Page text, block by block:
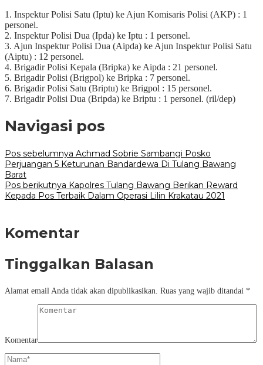
1. Inspektur Polisi Satu (Iptu) ke Ajun Komisaris Polisi (AKP) : 1
personel.
2. Inspektur Polisi Dua (Ipda) ke Iptu : 1 personel.
3. Ajun Inspektur Polisi Dua (Aipda) ke Ajun Inspektur Polisi Satu
(Aiptu) : 12 personel.
4. Brigadir Polisi Kepala (Bripka) ke Aipda : 21 personel.
5. Brigadir Polisi (Brigpol) ke Bripka : 7 personel.
6. Brigadir Polisi Satu (Briptu) ke Brigpol : 15 personel.
7. Brigadir Polisi Dua (Bripda) ke Briptu : 1 personel. (ril/dep)
Navigasi pos
Pos sebelumnya Achmad Sobrie Sambangi Posko
Perjuangan 5 Keturunan Bandardewa Di Tulang Bawang
Barat
Pos berikutnya Kapolres Tulang Bawang Berikan Reward
Kepada Pos Terbaik Dalam Operasi Lilin Krakatau 2021
Komentar
Tinggalkan Balasan
Alamat email Anda tidak akan dipublikasikan. Ruas yang wajib ditandai *
Komentar